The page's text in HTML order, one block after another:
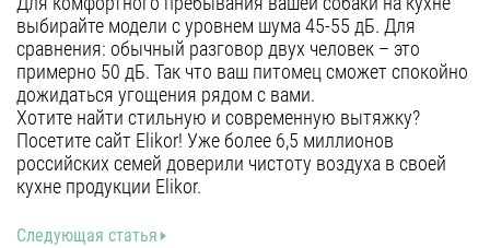
выбирайте модели с уровнем шума 45-55 дБ. Для
сравнения: обычный разговор двух человек – это
примерно 50 дБ. Так что ваш питомец сможет спокойно
дожидаться угощения рядом с вами.
Хотите найти стильную и современную вытяжку?
Посетите сайт Elikor! Уже более 6,5 миллионов
российских семей доверили чистоту воздуха в своей
кухне продукции Elikor.
Следующая статья